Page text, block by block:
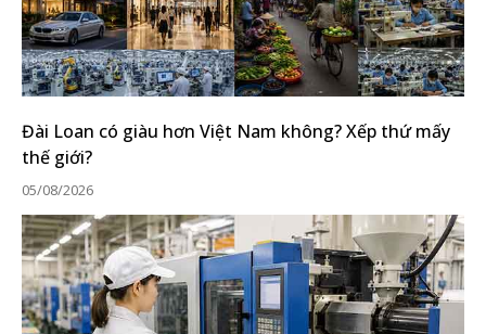
Đài Loan có giàu hơn Việt Nam không? Xếp thứ mấy
thế giới?
05/08/2026